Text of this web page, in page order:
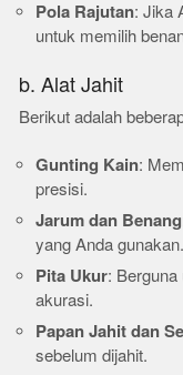
Pola Rajutan: Jika
untuk memilih
b. Alat Jahit
Berikut adalah
Gunting Kain:
presisi.
Jarum dan Benang
yang Anda gunakan.
Pita Ukur:
akurasi.
Papan Jahit dan
sebelum dijahit.